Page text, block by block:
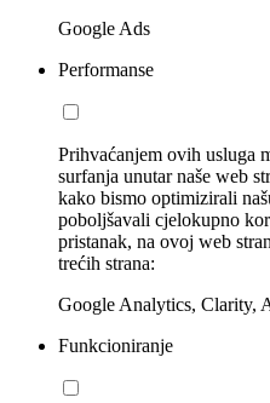
Google Ads
Performanse
Prihvaćanjem ovih usluga
surfanja unutar naše web
kako bismo optimizirali
poboljšavali cjelokupno
pristanak, na ovoj web
trećih strana:
Google Analytics, Clarity,
Funkcioniranje